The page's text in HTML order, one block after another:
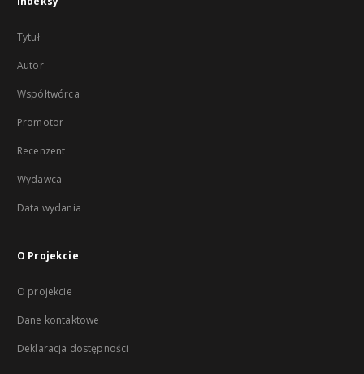
Tytuł
Autor
Współtwórca
Promotor
Recenzent
Wydawca
Data wydania
O Projekcie
O projekcie
Dane kontaktowe
Deklaracja dostępności